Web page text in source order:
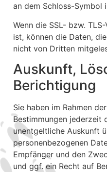
an dem Schloss-Symbol
Wenn die SSL- bzw.
ist, können die Daten,
nicht von Dritten
Auskunft,
Berichtigung
Sie haben im Rahmen
Bestimmungen jederzeit
unentgeltliche Auskunft
personenbezogenen
Empfänger und den
und ggf. ein Recht auf